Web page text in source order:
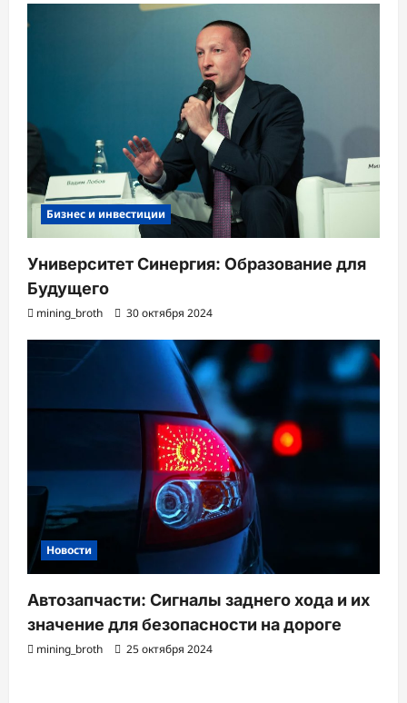
Бизнес и инвестиции
Университет Синергия: Образование для
Будущего
mining_broth 30 октября 2024
Новости
Автозапчасти: Сигналы заднего хода и их
значение для безопасности на дороге
mining_broth 25 октября 2024